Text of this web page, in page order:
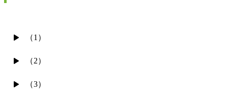
（1）
（2）
（3）